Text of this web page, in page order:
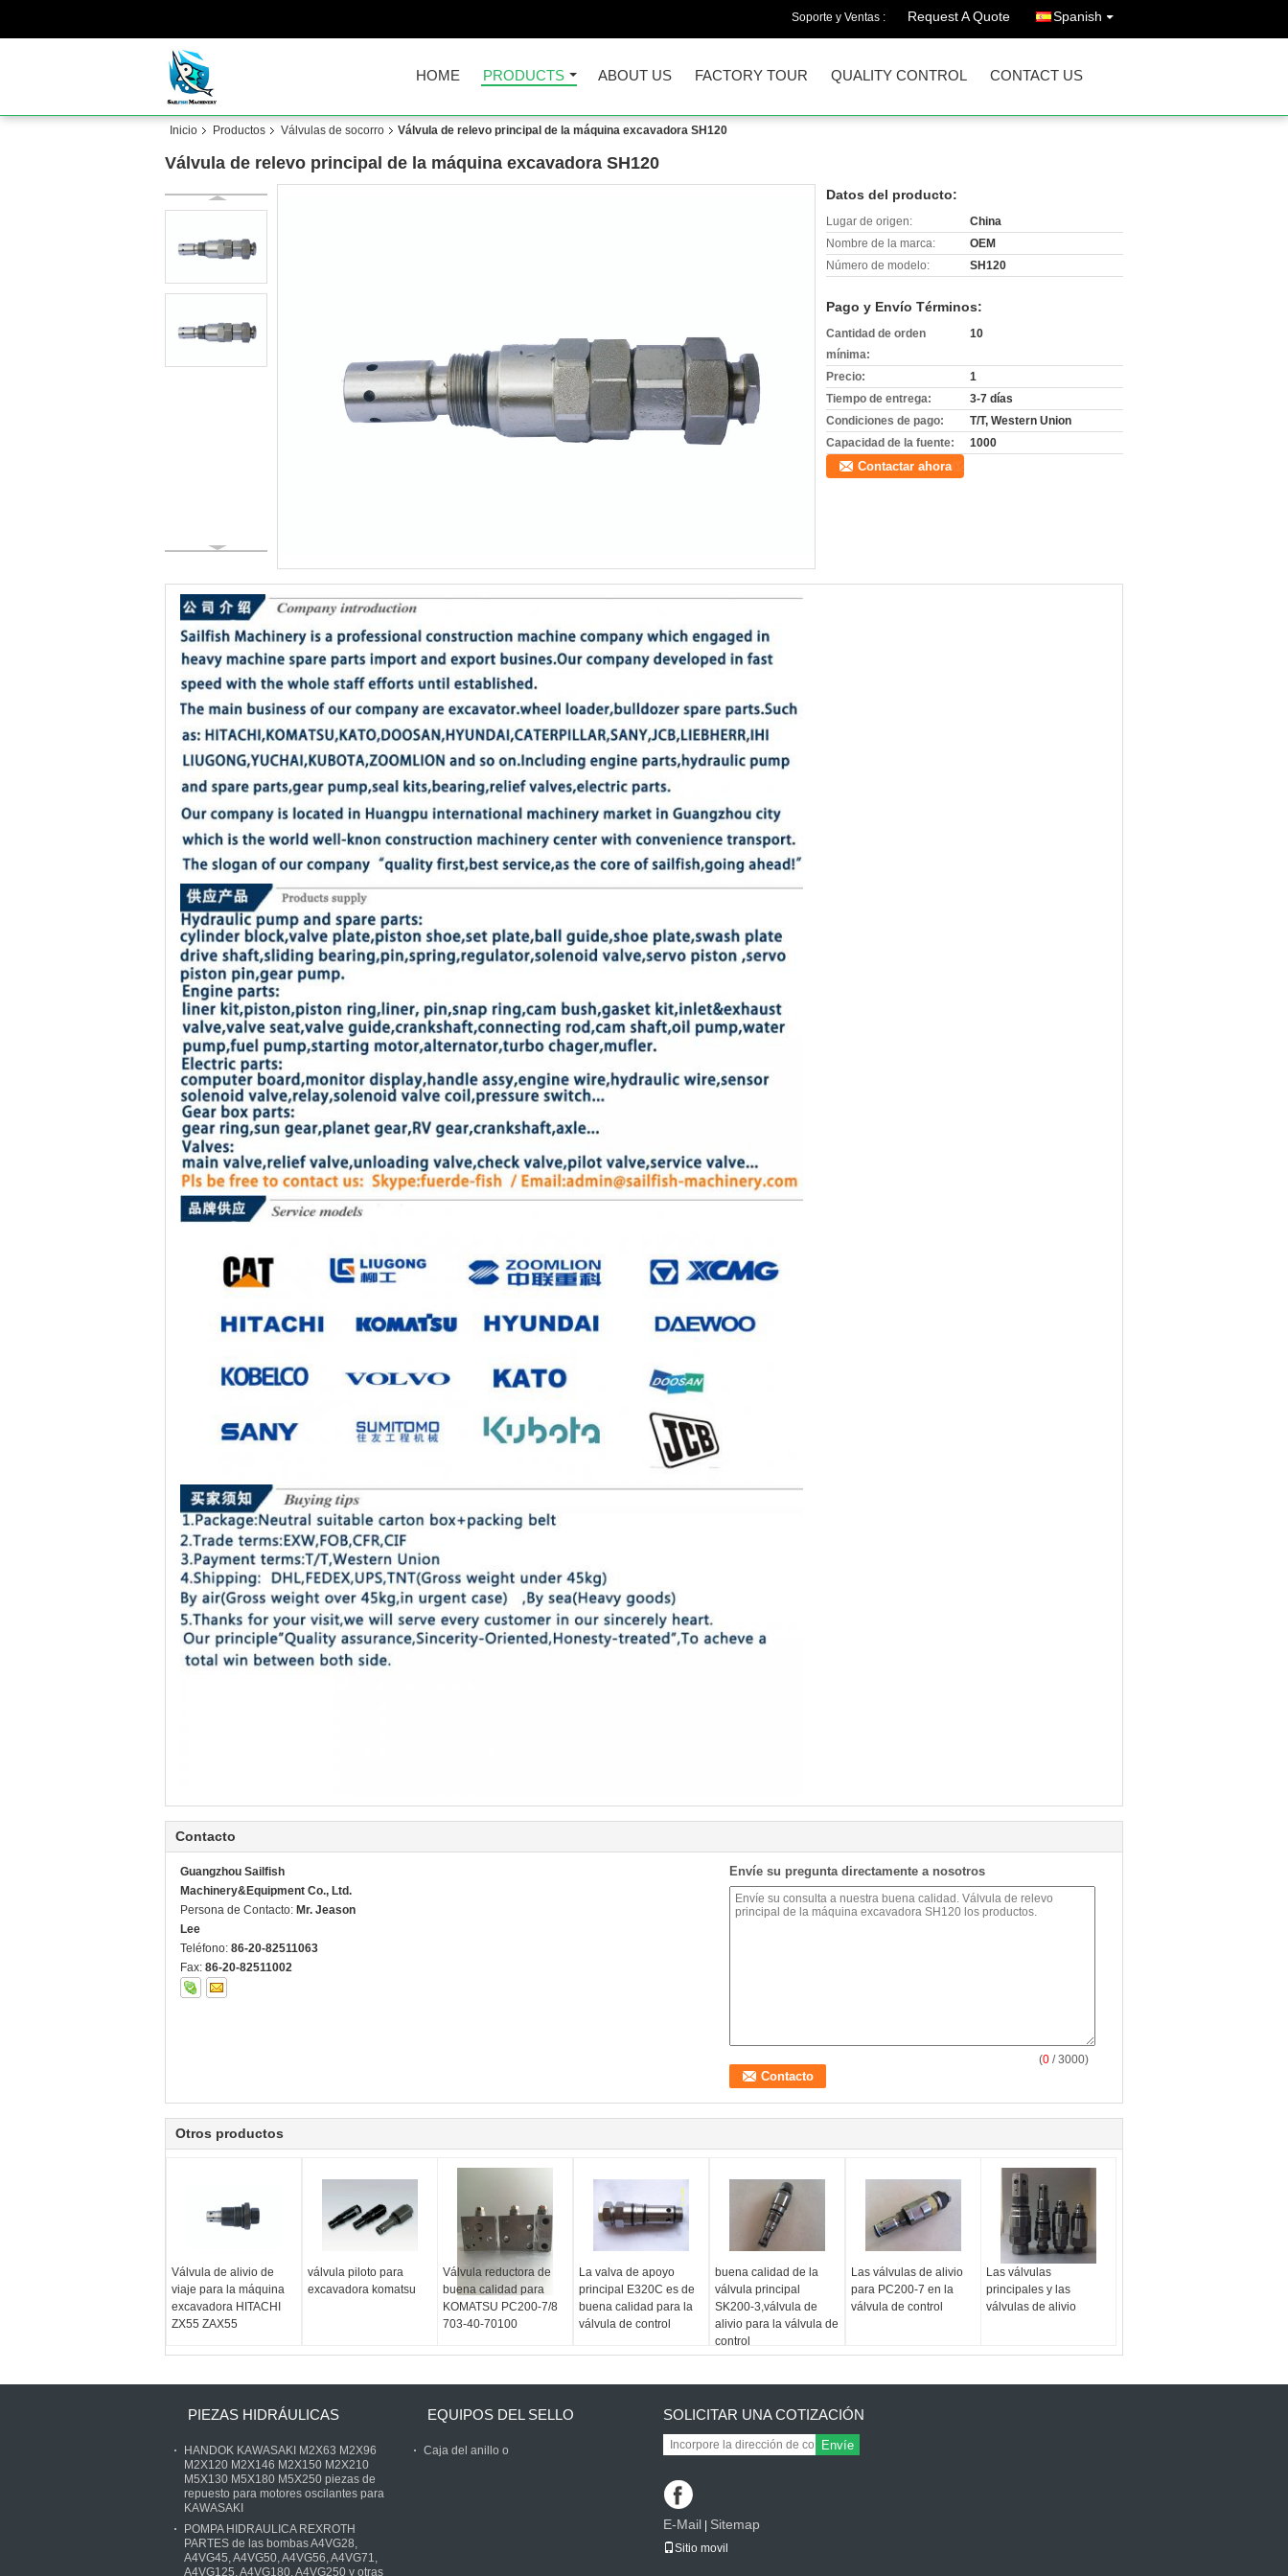
Soporte y Ventas : Request A Quote Spanish
HOME PRODUCTS ABOUT US FACTORY TOUR QUALITY CONTROL CONTACT US
Inicio Productos Válvulas de socorro Válvula de relevo principal de la máquina excavadora SH120
Válvula de relevo principal de la máquina excavadora SH120
Datos del producto:
Lugar de origen:
China
Nombre de la marca:
OEM
Número de modelo:
SH120
Pago y Envío Términos:
Cantidad de orden
mínima:
10
Precio:
1
Tiempo de entrega:
3-7 días
Condiciones de pago:
T/T, Western Union
Capacidad de la fuente:
1000
Contactar ahora
Contacto
Guangzhou Sailfish
Machinery&Equipment Co., Ltd.
Persona de Contacto: Mr. Jeason
Lee
Teléfono: 86-20-82511063
Fax: 86-20-82511002
Envíe su pregunta directamente a nosotros
(0 / 3000)
Otros productos
Válvula de alivio de
viaje para la máquina
excavadora HITACHI
ZX55 ZAX55
válvula piloto para
excavadora komatsu
Válvula reductora de
buena calidad para
KOMATSU PC200-7/8
703-40-70100
La valva de apoyo
principal E320C es de
buena calidad para la
válvula de control
buena calidad de la
válvula principal
SK200-3,válvula de
alivio para la válvula de
control
Las válvulas de alivio
para PC200-7 en la
válvula de control
Las válvulas
principales y las
válvulas de alivio
PIEZAS HIDRÁULICAS
HANDOK KAWASAKI M2X63 M2X96
M2X120 M2X146 M2X150 M2X210
M5X130 M5X180 M5X250 piezas de
repuesto para motores oscilantes para
KAWASAKI
POMPA HIDRAULICA REXROTH
PARTES de las bombas A4VG28,
A4VG45, A4VG50, A4VG56, A4VG71,
A4VG125, A4VG180, A4VG250 y otras
EQUIPOS DEL SELLO
Caja del anillo o
SOLICITAR UNA COTIZACIÓN
Envíe
E-Mail Sitemap
Sitio movil